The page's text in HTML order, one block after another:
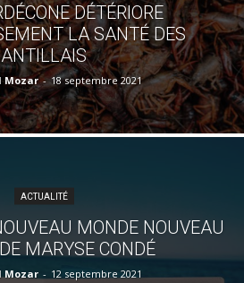
DÉTÉRIORE
LA SANTÉ DES
ANTILLAIS
Mozar - 18 septembre 2021
ACTUALITÉ
MONDE NOUVEAU
MARYSE CONDÉ
Mozar - 12 septembre 2021